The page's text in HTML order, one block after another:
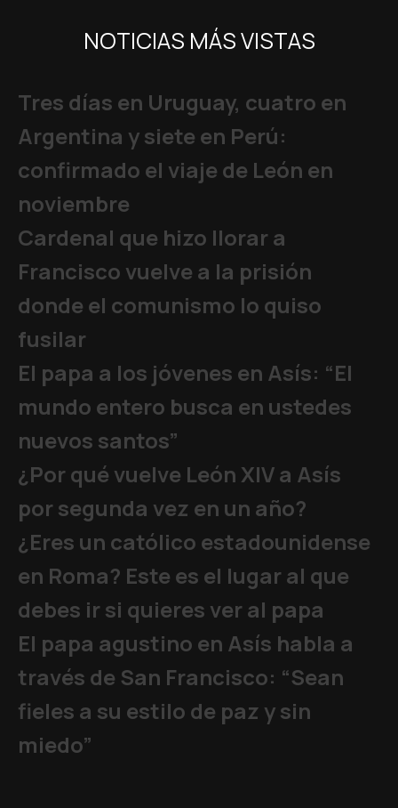
NOTICIAS MÁS VISTAS
Tres días en Uruguay, cuatro en
Argentina y siete en Perú:
confirmado el viaje de León en
noviembre
Cardenal que hizo llorar a
Francisco vuelve a la prisión
donde el comunismo lo quiso
fusilar
El papa a los jóvenes en Asís: “El
mundo entero busca en ustedes
nuevos santos”
¿Por qué vuelve León XIV a Asís
por segunda vez en un año?
¿Eres un católico estadounidense
en Roma? Este es el lugar al que
debes ir si quieres ver al papa
El papa agustino en Asís habla a
través de San Francisco: “Sean
fieles a su estilo de paz y sin
miedo”